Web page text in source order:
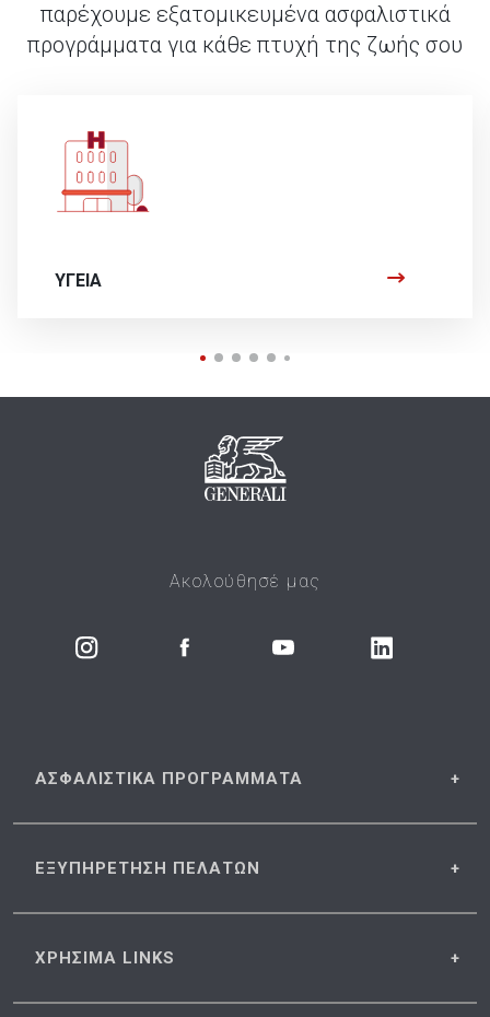
παρέχουμε εξατομικευμένα ασφαλιστικά
προγράμματα για κάθε πτυχή της ζωής σου
ΥΓΕΙΑ
Ακολούθησέ μας
ΑΣΦΑΛΙΣΤΙΚΑ ΠΡΟΓΡΑΜΜΑΤΑ
ΕΞΥΠΗΡΕΤΗΣΗ ΠΕΛΑΤΩΝ
ΧΡΗΣΙΜΑ LINKS